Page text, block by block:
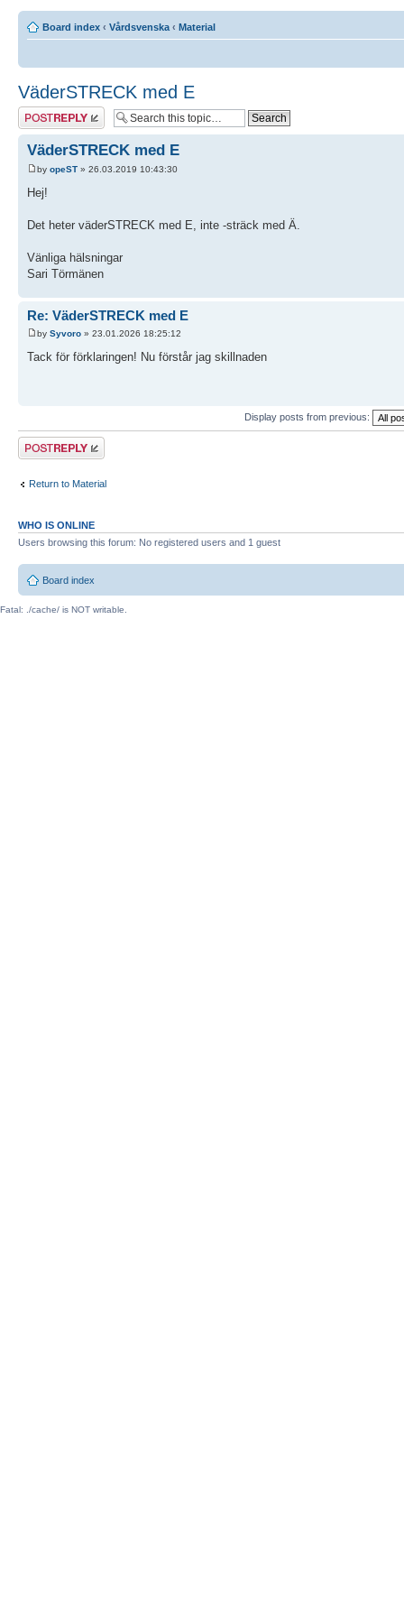
Board index ‹ Vårdsvenska ‹ Material
VäderSTRECK med E
Post a reply
VäderSTRECK med E
by opeST » 26.03.2019 10:43:30
Hej!
Det heter väderSTRECK med E, inte -sträck med Ä.
Vänliga hälsningar
Sari Törmänen
Re: VäderSTRECK med E
by Syvoro » 23.01.2026 18:25:12
Tack för förklaringen! Nu förstår jag skillnaden
Display posts from previous:
Post a reply
Return to Material
WHO IS ONLINE
Users browsing this forum: No registered users and 1 guest
Board index
Fatal: ./cache/ is NOT writable.